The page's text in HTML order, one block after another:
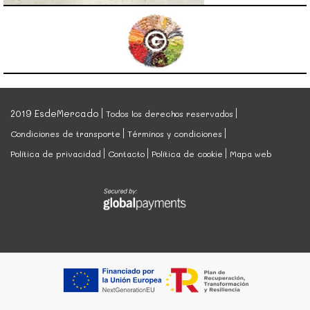
2019 EsdeMercado
Todos los derechos reservados
Condiciones de transporte
Términos y condiciones
Política de privacidad
Contacto Política de cookie Mapa web